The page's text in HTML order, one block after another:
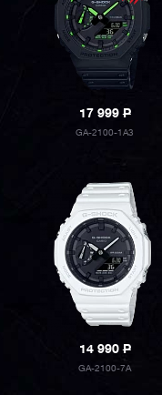
17 999P
GA-2100-1A3
14 990P
GA-2100-7A